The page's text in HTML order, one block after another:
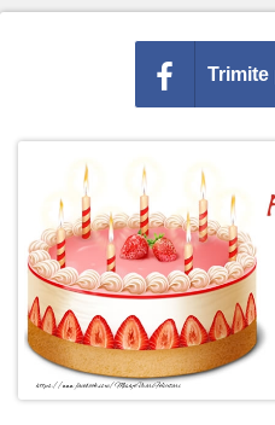
Trimite